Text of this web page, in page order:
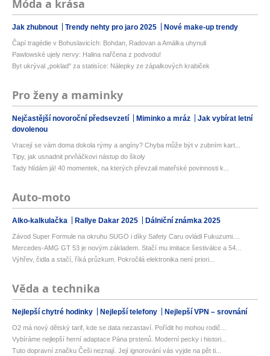
Móda a krása
Jak zhubnout Trendy nehty pro jaro 2025 Nové make-up trendy
Čapí tragédie v Bohuslavicích: Bohdan, Radovan a Amálka uhynuli
Pawlowské ujely nervy: Halina nařčena z podvodu!
Byt ukrýval „poklad" za statisíce: Nálepky ze zápalkových krabiček
Pro ženy a maminky
Nejčastější novoroční předsevzetí Miminko a mráz
Jak vybírat letní
dovolenou
Vracejí se vám doma dokola rýmy a angíny? Chyba může být v zubním kart...
Tipy, jak usnadnit prvňáčkovi nástup do školy
Tady hlídám já! 40 momentek, na kterých převzali mateřské povinnosti k...
Auto-moto
Alko-kalkulačka Rallye Dakar 2025 Dálniční známka 2025
Závod Super Formule na okruhu SUGO i díky Safety Caru ovládl Fukuzumi....
Mercedes-AMG GT 53 je novým základem. Stačí mu imitace šestiválce a 54...
Výhřev, čidla a stačí, říká průzkum. Pokročilá elektronika není priori...
Věda a technika
Nejlepší chytré hodinky Nejlepší telefony Nejlepší VPN – srovnání
O2 má nový dětský tarif, kde se data nezastaví. Pořídit ho mohou rodič...
Vybíráme nejlepší herní adaptace Pána prstenů. Moderní pecky i histori...
Tuto dopravní značku Češi neznají. Její ignorování vás vyjde na pět ti...